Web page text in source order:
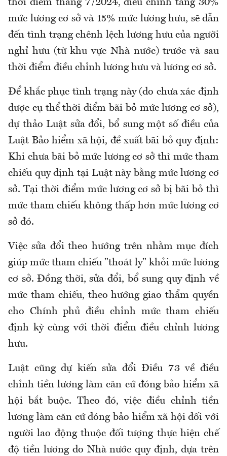
thời điểm tháng 7/2024, điều chỉnh tăng 30%
mức lương cơ sở và 15% mức lương hưu, sẽ dẫn
đến tình trạng chênh lệch lương hưu của người
nghỉ hưu (từ khu vực Nhà nước) trước và sau
thời điểm điều chỉnh lương hưu và lương cơ sở.
Để khắc phục tình trạng này (do chưa xác định
được cụ thể thời điểm bãi bỏ mức lương cơ sở),
dự thảo Luật sửa đổi, bổ sung một số điều của
Luật Bảo hiểm xã hội, đề xuất bãi bỏ quy định:
Khi chưa bãi bỏ mức lương cơ sở thì mức tham
chiếu quy định tại Luật này bằng mức lương cơ
sở. Tại thời điểm mức lương cơ sở bị bãi bỏ thì
mức tham chiếu không thấp hơn mức lương cơ
sở đó.
Việc sửa đổi theo hướng trên nhằm mục đích
giúp mức tham chiếu "thoát ly" khỏi mức lương
cơ sở. Đồng thời, sửa đổi, bổ sung quy định về
mức tham chiếu, theo hướng giao thẩm quyền
cho Chính phủ điều chỉnh mức tham chiếu
định kỳ cùng với thời điểm điều chỉnh lương
hưu.
Luật cũng dự kiến sửa đổi Điều 73về điều
chỉnh tiền lương làm căn cứ đóng bảo hiểm xã
hội bắt buộc. Theo đó,việc điều chỉnh tiền
lương làm căn cứ đóng bảo hiểm xã hội đối với
người lao động thuộc đối tượng thực hiện chế
độ tiền lương do Nhà nước quy định, dựa trên